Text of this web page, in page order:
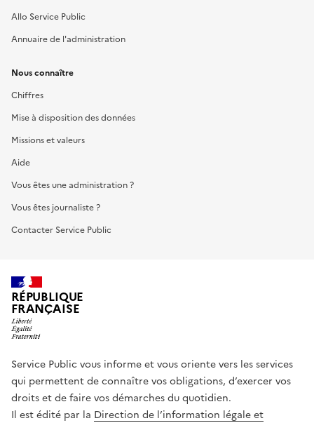
Allo Service Public
Annuaire de l'administration
Nous connaître
Chiffres
Mise à disposition des données
Missions et valeurs
Aide
Vous êtes une administration ?
Vous êtes journaliste ?
Contacter Service Public
RÉPUBLIQUE
FRANÇAISE
Service Public vous informe et vous oriente vers les services
qui permettent de connaître vos obligations, d’exercer vos
droits et de faire vos démarches du quotidien.
Il est édité par la Direction de l’information légale et